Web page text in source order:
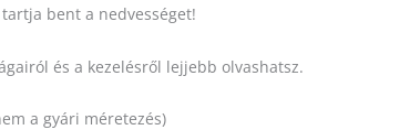
bent a nedvességet!
és a kezelésről lejjebb olvashatsz.
a gyári méretezés)